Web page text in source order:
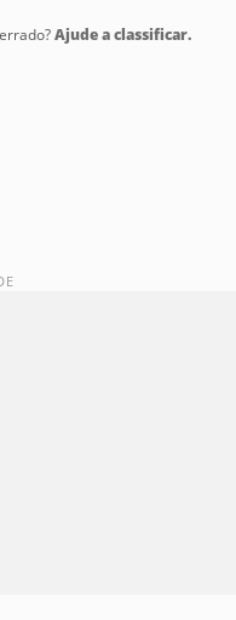
Ajude a classificar.